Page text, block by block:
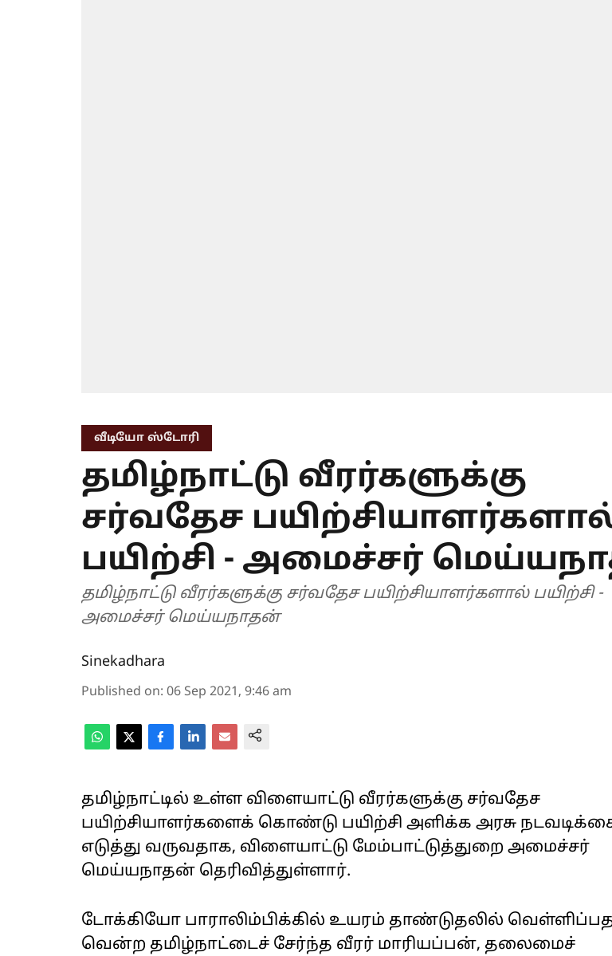
வீடியோ ஸ்டோரி
தமிழ்நாட்டு வீரர்களுக்கு
சர்வதேச
பயிற்சி - அமைச்சர்
தமிழ்நாட்டு வீரர்களுக்கு சர்வதேச பயிற்சியாளர்களால் பயிற்சி -
அமைச்சர் மெய்யநாதன்
Sinekadhara
Published on: 06 Sep 2021, 9:46 am
தமிழ்நாட்டில் உள்ள விளையாட்டு வீரர்களுக்கு சர்வதேச
பயிற்சியாளர்களைக் கொண்டு பயிற்சி அளிக்க அரசு
எடுத்து வருவதாக, விளையாட்டு மேம்பாட்டுத்துறை அமைச்சர்
மெய்யநாதன் தெரிவித்துள்ளார்.
டோக்கியோ பாராலிம்பிக்கில் உயரம் தாண்டுதலில்
வென்ற தமிழ்நாட்டைச் சேர்ந்த வீரர் மாரியப்பன், தலைமைச்